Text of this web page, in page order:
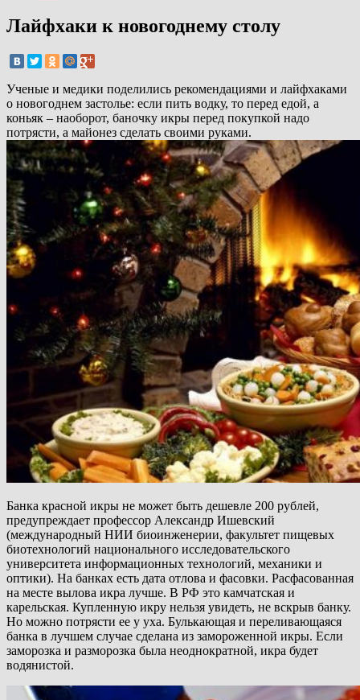
Лайфхаки к новогоднему столу
Ученые и медики поделились рекомендациями и лайфхаками
о новогоднем застолье: если пить водку, то перед едой, а
коньяк – наоборот, баночку икры перед покупкой надо
потрясти, а майонез сделать своими руками.
Банка красной икры не может быть дешевле 200 рублей,
предупреждает профессор Александр Ишевский
(международный НИИ биоинженерии, факультет пищевых
биотехнологий национального исследовательского
университета информационных технологий, механики и
оптики). На банках есть дата отлова и фасовки. Расфасованная
на месте вылова икра лучше. В РФ это камчатская и
карельская. Купленную икру нельзя увидеть, не вскрыв банку.
Но можно потрясти ее у уха. Булькающая и переливающаяся
банка в лучшем случае сделана из замороженной икры. Если
заморозка и разморозка была неоднократной, икра будет
водянистой.